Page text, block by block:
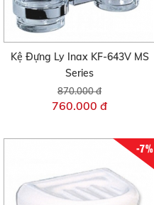
Kệ Đựng Ly Inax KF-643V MS
Series
870.000 đ
760.000 đ
-7%